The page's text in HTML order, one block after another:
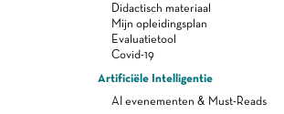
Didactisch materiaal
Mijn opleidingsplan
Evaluatietool
Covid-19
Artificiële Intelligentie
AI evenementen & Must-Reads